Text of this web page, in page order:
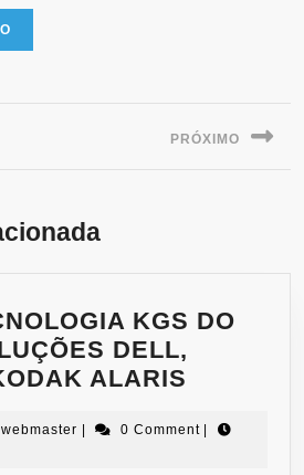
PRÓXIMO
KGS DO
DELL,
ALARIS
webmaster 0 Comment